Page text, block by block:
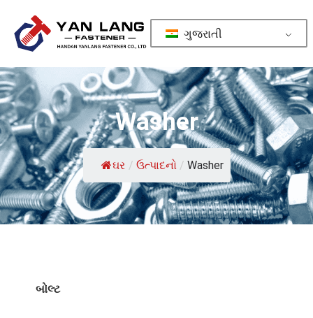
ગુજરાતી
Washer
ઘર / ઉત્પાદનો / Washer
બોલ્ટ